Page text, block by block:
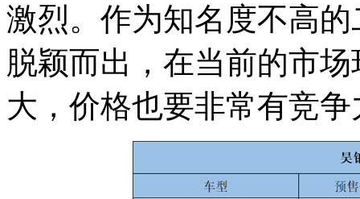
激烈。作为知名度不高
脱颖而出，在当前的市
大，价格也要非常有竞